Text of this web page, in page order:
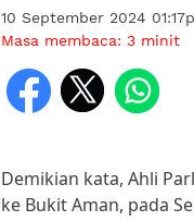
10 September 2024
Masa membaca: 3minit
Demikian kata, Ahli
ke Bukit Aman, pada